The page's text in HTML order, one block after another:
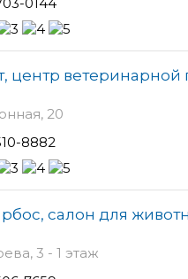
центр
20
8882
салон для
3 - 1 этаж